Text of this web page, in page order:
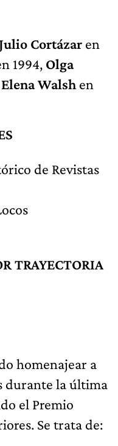
Cortázar en
1994, Olga
Walsh en
de Revistas
TRAYECTORIA
homenajear a
durante la última
el Premio
Se trata de: